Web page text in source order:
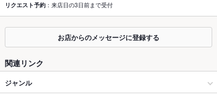
掘りごたつ なし ：申し訳ありません。ご用意がございません。
カウンター あり ：3席ございます。
ソファー なし ：申し訳ありません。ご用意がございません。
テラス席
貸切
リクエスト予約 ：来店日の3日前まで受付
お店からのメッセージに登録する
関連リンク
ジャンル